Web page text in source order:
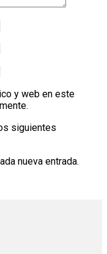
y web en este
siguientes
nueva entrada.